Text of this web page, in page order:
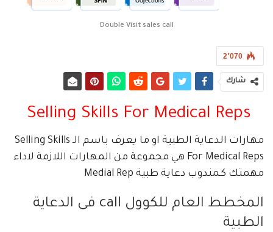
Double Visit sales call
2٬070
شارك
Selling Skills For Medical Reps
مهارات الدعاية الطبية او ما يعرف باسم الـ Selling Skills
For Medical Reps هي مجموعة من المهارات اللازمة لاداء
مهمتك كـمندوب دعاية طبية Medial Rep
المخطط العام للكوول call فى الدعاية
الطبية